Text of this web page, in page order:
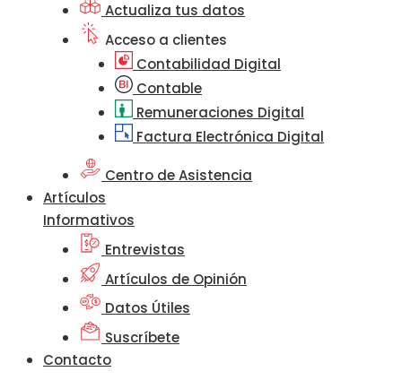
Actualiza tus datos
Acceso a clientes
Contabilidad Digital
Contable
Remuneraciones Digital
Factura Electrónica Digital
Centro de Asistencia
Artículos
Informativos
Entrevistas
Artículos de Opinión
Datos Útiles
Suscríbete
Contacto